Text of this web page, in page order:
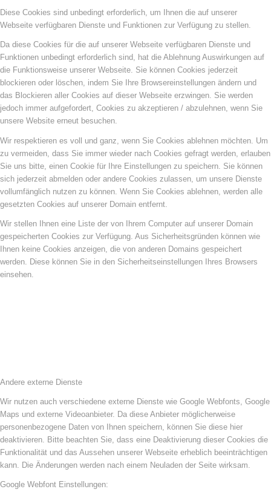
Diese Cookies sind unbedingt erforderlich, um Ihnen die auf unserer
Webseite verfügbaren Dienste und Funktionen zur Verfügung zu stellen.
Da diese Cookies für die auf unserer Webseite verfügbaren Dienste und
Funktionen unbedingt erforderlich sind, hat die Ablehnung Auswirkungen auf
die Funktionsweise unserer Webseite. Sie können Cookies jederzeit
blockieren oder löschen, indem Sie Ihre Browsereinstellungen ändern und
das Blockieren aller Cookies auf dieser Webseite erzwingen. Sie werden
jedoch immer aufgefordert, Cookies zu akzeptieren / abzulehnen, wenn Sie
unsere Website erneut besuchen.
Wir respektieren es voll und ganz, wenn Sie Cookies ablehnen möchten. Um
zu vermeiden, dass Sie immer wieder nach Cookies gefragt werden, erlauben
Sie uns bitte, einen Cookie für Ihre Einstellungen zu speichern. Sie können
sich jederzeit abmelden oder andere Cookies zulassen, um unsere Dienste
vollumfänglich nutzen zu können. Wenn Sie Cookies ablehnen, werden alle
gesetzten Cookies auf unserer Domain entfernt.
Wir stellen Ihnen eine Liste der von Ihrem Computer auf unserer Domain
gespeicherten Cookies zur Verfügung. Aus Sicherheitsgründen können wie
Ihnen keine Cookies anzeigen, die von anderen Domains gespeichert
werden. Diese können Sie in den Sicherheitseinstellungen Ihres Browsers
einsehen.
Andere externe Dienste
Wir nutzen auch verschiedene externe Dienste wie Google Webfonts, Google
Maps und externe Videoanbieter. Da diese Anbieter möglicherweise
personenbezogene Daten von Ihnen speichern, können Sie diese hier
deaktivieren. Bitte beachten Sie, dass eine Deaktivierung dieser Cookies die
Funktionalität und das Aussehen unserer Webseite erheblich beeinträchtigen
kann. Die Änderungen werden nach einem Neuladen der Seite wirksam.
Google Webfont Einstellungen: